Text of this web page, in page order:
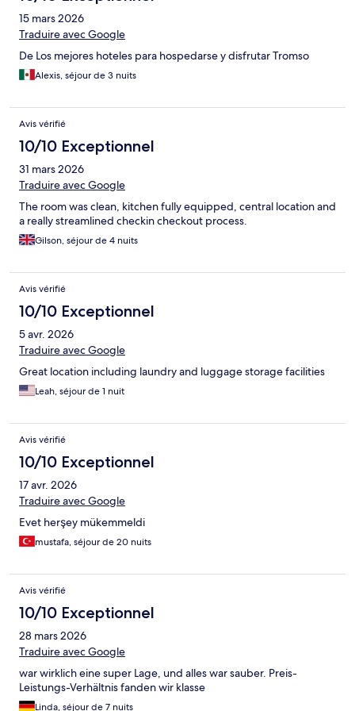
15 mars 2026
Traduire avec Google
De Los mejores hoteles para hospedarse y disfrutar Tromso
Alexis, séjour de 3 nuits
Avis vérifié
10/10 Exceptionnel
31 mars 2026
Traduire avec Google
The room was clean, kitchen fully equipped, central location and
a really streamlined checkin checkout process.
Gilson, séjour de 4 nuits
Avis vérifié
10/10 Exceptionnel
5 avr. 2026
Traduire avec Google
Great location including laundry and luggage storage facilities
Leah, séjour de 1 nuit
Avis vérifié
10/10 Exceptionnel
17 avr. 2026
Traduire avec Google
Evet herşey mükemmeldi
mustafa, séjour de 20 nuits
Avis vérifié
10/10 Exceptionnel
28 mars 2026
Traduire avec Google
war wirklich eine super Lage, und alles war sauber. Preis-
Leistungs-Verhältnis fanden wir klasse
Linda, séjour de 7 nuits